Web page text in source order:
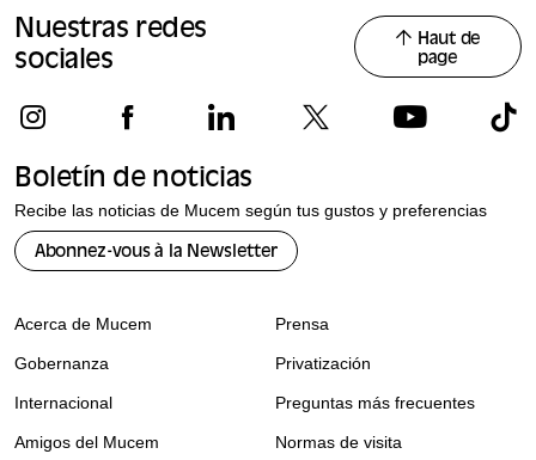
Nuestras redes
sociales
Haut de
page
Boletín de noticias
Recibe las noticias de Mucem según tus gustos y preferencias
Abonnez-vous à la Newsletter
Acerca de Mucem
Gobernanza
Internacional
Amigos del Mucem
Prensa
Privatización
Preguntas más frecuentes
Normas de visita